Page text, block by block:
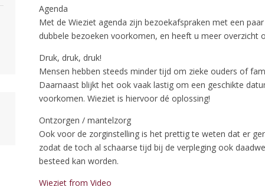
Agenda
Met de Wieziet agenda zijn bezoekafspraken met een
dubbele bezoeken voorkomen, en heeft u meer overzicht
Druk, druk, druk!
Mensen hebben steeds minder tijd om zieke ouders of
Daarnaast blijkt het ook vaak lastig om een geschikte
voorkomen. Wieziet is hiervoor dé oplossing!
Ontzorgen / mantelzorg
Ook voor de zorginstelling is het prettig te weten dat er
zodat de toch al schaarse tijd bij de verpleging ook
besteed kan worden.
Wieziet from Video